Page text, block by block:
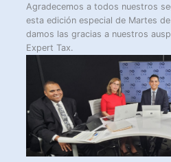
Agradecemos a todos nuestros
esta edición especial de Martes
damos las gracias a nuestros
Expert Tax.